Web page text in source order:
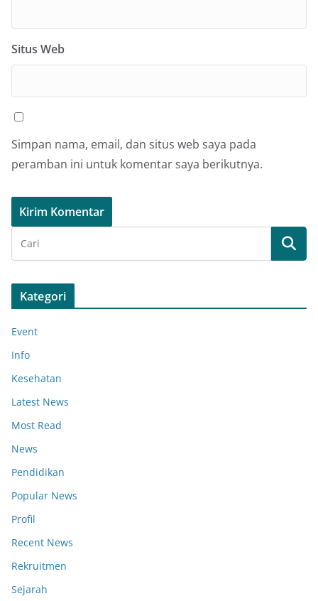
Situs Web
Simpan nama, email, dan situs web saya pada
peramban ini untuk komentar saya berikutnya.
Kategori
Event
Info
Kesehatan
Latest News
Most Read
News
Pendidikan
Popular News
Profil
Recent News
Rekruitmen
Sejarah